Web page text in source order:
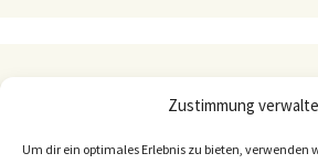
Zustimmung
Um dir ein optimales Erlebnis zu bieten, verwenden
August 2026
M D F